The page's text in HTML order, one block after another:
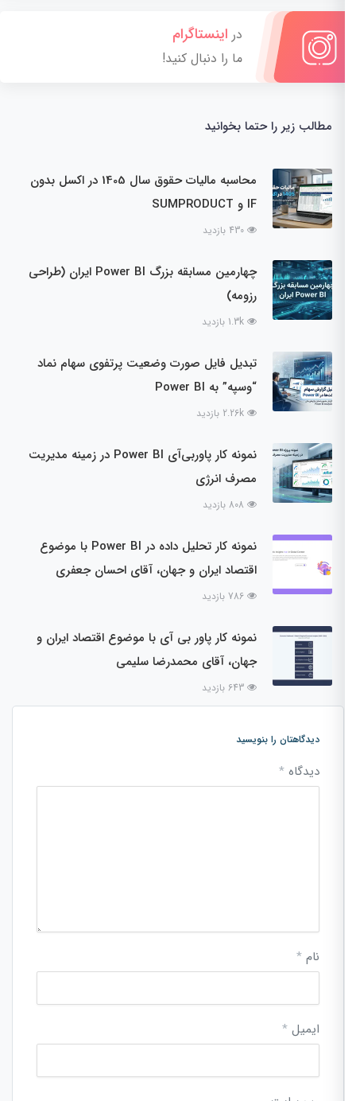
دراینستاگرام
ما را دنبال کنید!
مطالب زیر را حتما بخوانید
محاسبه مالیات حقوق سال 1405 در اکسل بدون
430 بازدید
چهارمین مسابقه بزرگ Power BI ایران (طراحی
رزومه)
1.3k بازدید
تبدیل فایل صورت وضعیت پرتفوی سهام نماد
“وسپه” به Power BI
2.26k بازدید
نمونه کار پاوربی‌آی Power BI در زمینه مدیریت
مصرف انرژی
808 بازدید
نمونه کار تحلیل داده در Power BI با موضوع
اقتصاد ایران و جهان، آقای احسان جعفری
786 بازدید
نمونه کار پاور بی آی با موضوع اقتصاد ایران و
جهان، آقای محمدرضا سلیمی
643 بازدید
دیدگاهتان را بنویسید
دیدگاه*
نام*
ایمیل*